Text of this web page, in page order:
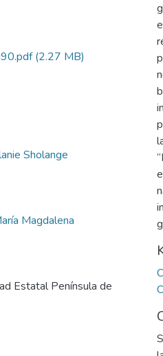
(2.27 MB)
Sholange
Magdalena
Estatal Península de